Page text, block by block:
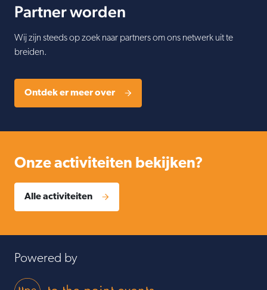
Partner worden
Wij zijn steeds op zoek naar partners om ons netwerk uit te
breiden.
Ontdek er meer over
Onze activiteiten bekijken?
Alle activiteiten
Powered by